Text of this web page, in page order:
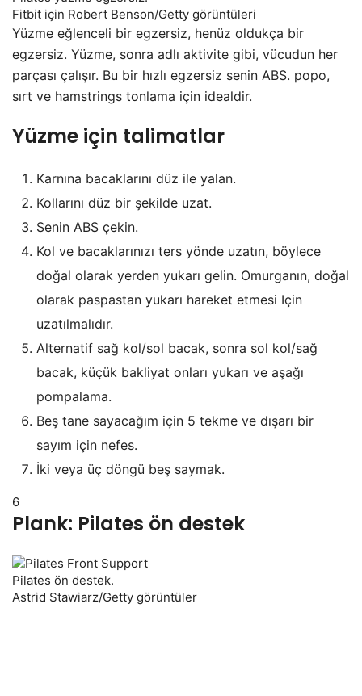
Fitbit için Robert Benson/Getty görüntüleri
Yüzme eğlenceli bir egzersiz, henüz oldukça bir
egzersiz. Yüzme, sonra adlı aktivite gibi, vücudun her
parçası çalışır. Bu bir hızlı egzersiz senin ABS. popo,
sırt ve hamstrings tonlama için idealdir.
Yüzme için talimatlar
Karnına bacaklarını düz ile yalan.
Kollarını düz bir şekilde uzat.
Senin ABS çekin.
Kol ve bacaklarınızı ters yönde uzatın, böylece
doğal olarak yerden yukarı gelin. Omurganın, doğal
olarak paspastan yukarı hareket etmesi Için
uzatılmalıdır.
Alternatif sağ kol/sol bacak, sonra sol kol/sağ
bacak, küçük bakliyat onları yukarı ve aşağı
pompalama.
Beş tane sayacağım için 5 tekme ve dışarı bir
sayım için nefes.
İki veya üç döngü beş saymak.
6
Plank: Pilates ön destek
Pilates ön destek.
Astrid Stawiarz/Getty görüntüler